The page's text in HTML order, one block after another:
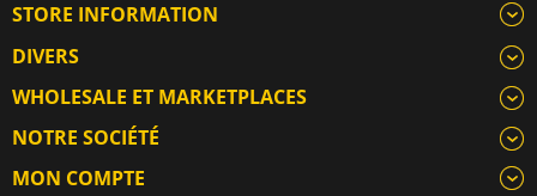
STORE INFORMATION
DIVERS
WHOLESALE ET MARKETPLACES
NOTRE SOCIÉTÉ
MON COMPTE